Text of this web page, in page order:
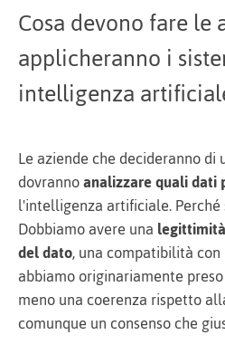
Cosa devono fare le
applicheranno i
intelligenza
Le aziende che decideranno
dovrannoanalizzare quali dati
l'intelligenza artificiale.
Dobbiamo avere una
del dato, una compatibilità
abbiamo originariamente
meno una coerenza rispetto
comunque un consenso che